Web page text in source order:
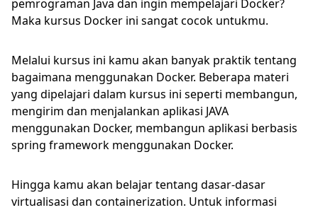
pemrograman Java dan ingin mempelajari Docker?
Maka kursus Docker ini sangat cocok untukmu.
Melalui kursus ini kamu akan banyak praktik tentang
bagaimana menggunakan Docker. Beberapa materi
yang dipelajari dalam kursus ini seperti membangun,
mengirim dan menjalankan aplikasi JAVA
menggunakan Docker, membangun aplikasi berbasis
spring framework menggunakan Docker.
Hingga kamu akan belajar tentang dasar-dasar
virtualisasi dan containerization. Untuk informasi